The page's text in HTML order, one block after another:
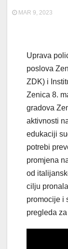
MAR 9, 2023
Uprava
poslova
ZDK) i
Zenica 8.
gradova
aktivnosti
edukaciji
potrebi
promjena
od
cilju
promocije i
pregleda